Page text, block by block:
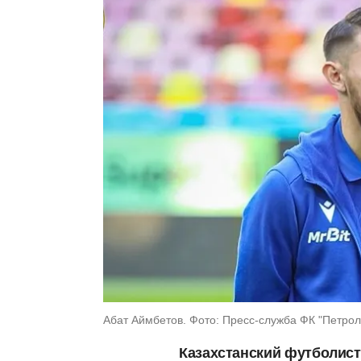
Абат Аймбетов. Фото: Пресс-служба ФК
Казахстанский